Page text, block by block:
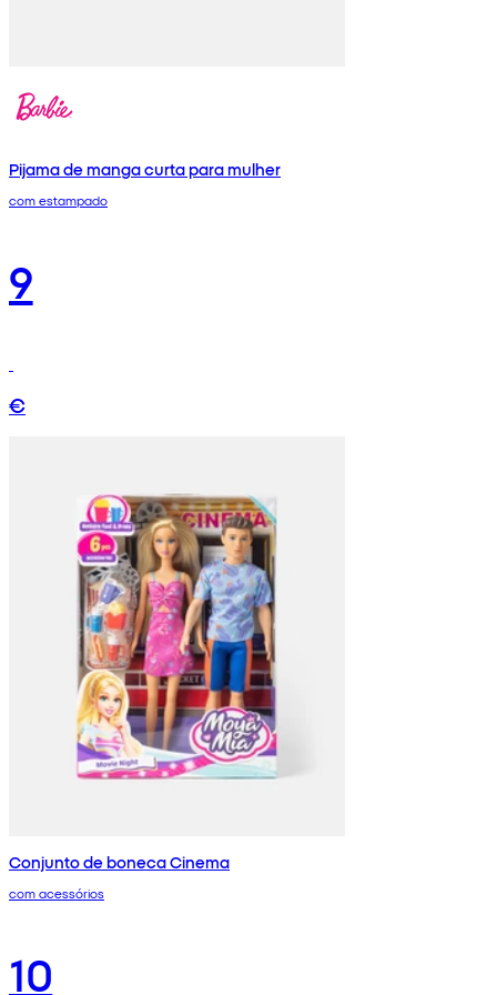
Pijama de manga curta para mulher
com estampado
9
€
Conjunto de boneca Cinema
com acessórios
10